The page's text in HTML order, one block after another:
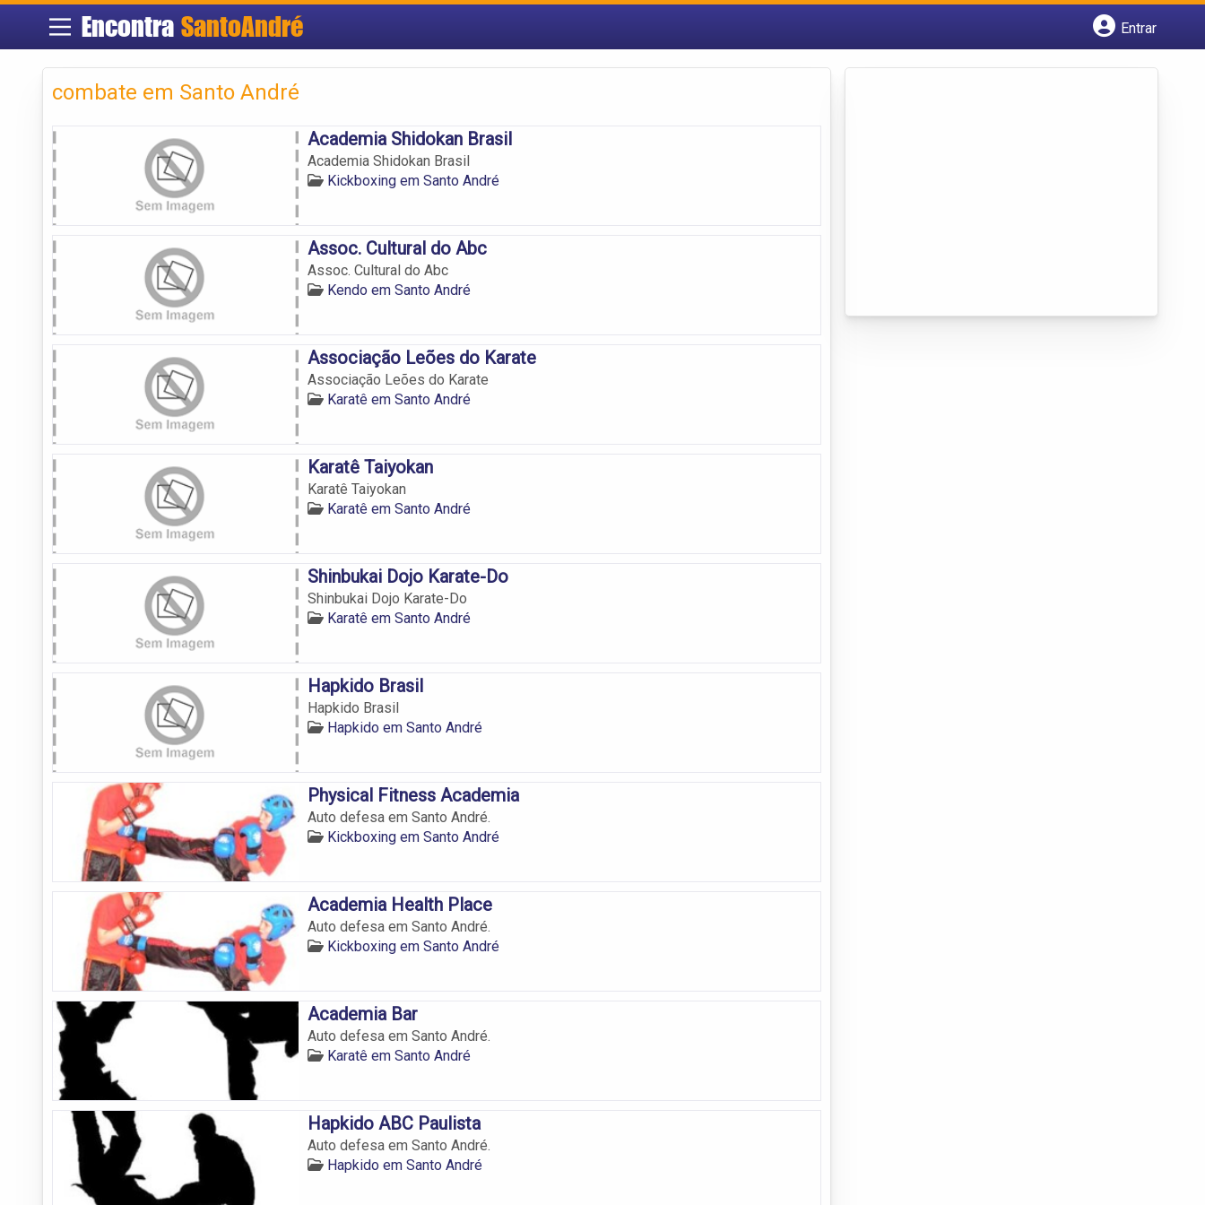
Encontra SantoAndré
Entrar
combate em Santo André
Academia Shidokan Brasil
Academia Shidokan Brasil
Kickboxing em Santo André
Assoc. Cultural do Abc
Assoc. Cultural do Abc
Kendo em Santo André
Associação Leões do Karate
Associação Leões do Karate
Karatê em Santo André
Karatê Taiyokan
Karatê Taiyokan
Karatê em Santo André
Shinbukai Dojo Karate-Do
Shinbukai Dojo Karate-Do
Karatê em Santo André
Hapkido Brasil
Hapkido Brasil
Hapkido em Santo André
Physical Fitness Academia
Auto defesa em Santo André.
Kickboxing em Santo André
Academia Health Place
Auto defesa em Santo André.
Kickboxing em Santo André
Academia Bar
Auto defesa em Santo André.
Karatê em Santo André
Hapkido ABC Paulista
Auto defesa em Santo André.
Hapkido em Santo André